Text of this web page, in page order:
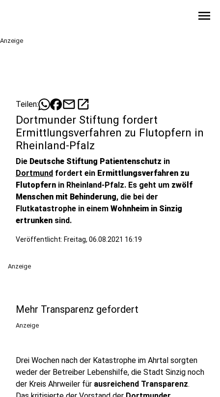
menu
Anzeige
Teilen: mailopen_in_new
Dortmunder Stiftung fordert
Ermittlungsverfahren zu Flutopfern in
Rheinland-Pfalz
Die Deutsche Stiftung Patientenschutz in
Dortmund fordert ein Ermittlungsverfahren zu
Flutopfern in Rheinland-Pfalz. Es geht um zwölf
Menschen mit Behinderung, die bei der
Flutkatastrophe in einem Wohnheim in Sinzig
ertrunken sind.
Veröffentlicht: Freitag, 06.08.2021 16:19
Anzeige
Mehr Transparenz gefordert
Anzeige
Drei Wochen nach der Katastrophe im Ahrtal sorgten
weder der Betreiber Lebenshilfe, die Stadt Sinzig noch
der Kreis Ahrweiler für ausreichend Transparenz.